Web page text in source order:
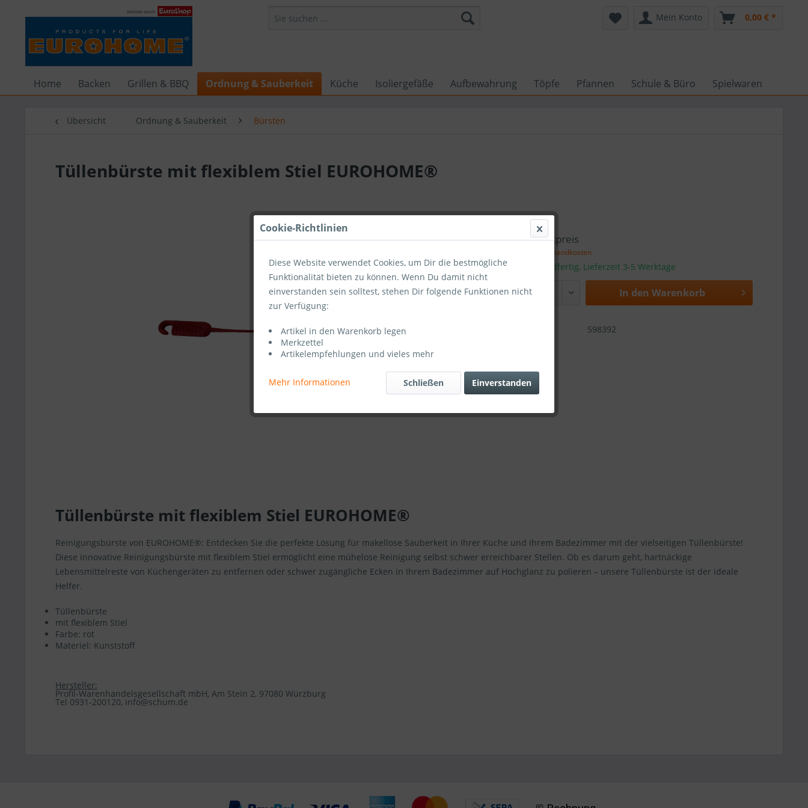
Mein Konto 0,00 € *
Home Backen Grillen & BBQ Ordnung & Sauberkeit Küche Isoliergefäße Aufbewahrung Töpfe Pfannen Schule & Büro Spielwaren
Übersicht Ordnung & Sauberkeit Bürsten
Tüllenbürste mit flexiblem Stiel EUROHOME®
1,39 € *
1,39 €Gesamtpreis
zzgl. Versandkosten
Sofort versandfertig, Lieferzeit 3-5 Werktage
In den Warenkorb
598392
Tüllenbürste mit flexiblem Stiel EUROHOME®
Reinigungsbürste von EUROHOME®: Entdecken Sie die perfekte Lösung für makellose Sauberkeit in Ihrer Küche und Ihrem Badezimmer mit der vielseitigen Tüllenbürste!
Diese innovative Reinigungsbürste mit flexiblem Stiel ermöglicht eine mühelose Reinigung selbst schwer erreichbarer Stellen. Ob es darum geht, hartnäckige
Lebensmittelreste von Küchengeräten zu entfernen oder schwer zugängliche Ecken in Ihrem Badezimmer auf Hochglanz zu polieren – unsere Tüllenbürste ist der ideale
Helfer.
Tüllenbürste
mit flexiblem Stiel
Farbe: rot
Materiel: Kunststoff
Hersteller:
Profil-Warenhandelsgesellschaft mbH, Am Stein 2, 97080 Würzburg
Tel 0931-200120, info@schum.de
Cookie-Richtlinien
Diese Website verwendet Cookies, um Dir die bestmögliche
Funktionalität bieten zu können. Wenn Du damit nicht
einverstanden sein solltest, stehen Dir folgende Funktionen nicht
zur Verfügung:
Artikel in den Warenkorb legen
Merkzettel
Artikelempfehlungen und vieles mehr
Mehr Informationen Einverstanden
Schließen